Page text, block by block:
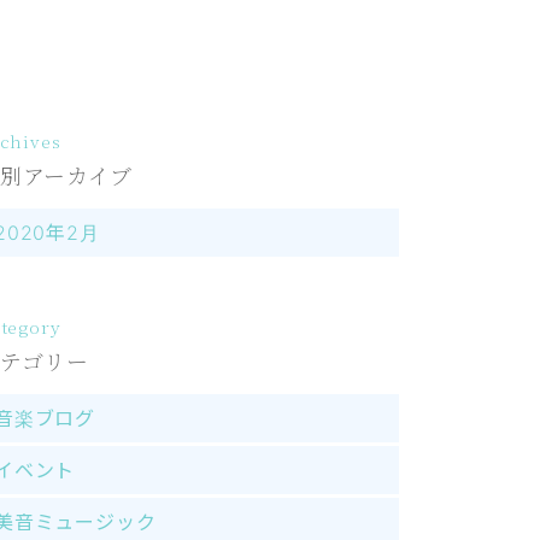
アーカイブ
年2月
ゴリー
楽ブログ
ベント
音ミュージック